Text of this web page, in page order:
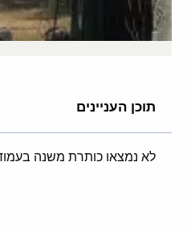
תוכן העניינים
לא נמצאו כותרת משנה